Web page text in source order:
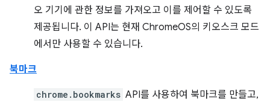
오 기기에 관한 정보를 가져오고 이를 제어할 수 있도록
제공됩니다. 이 API는 현재 ChromeOS의 키오스크 모드
에서만 사용할 수 있습니다.
북마크
chrome.bookmarks API를 사용하여 북마크를 만들고,